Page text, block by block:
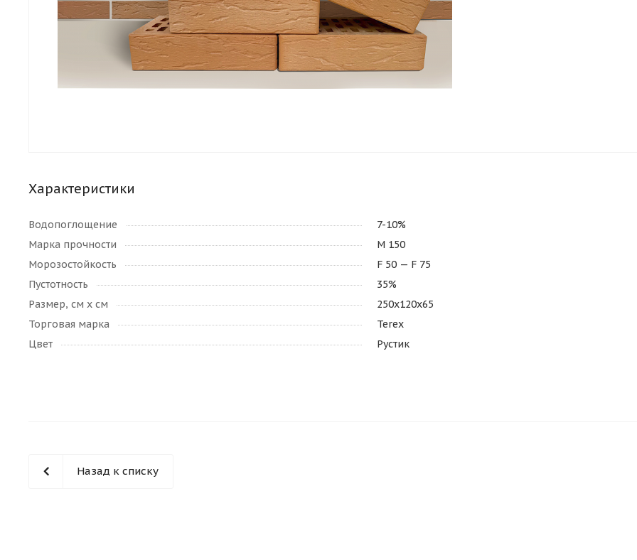
Характеристики
Водопоглощение
7-10%
Марка прочности
М 150
Морозостойкость
F 50 — F 75
Пустотность
35%
Размер, см х см
250х120х65
Торговая марка
Terex
Цвет
Рустик
Назад к списку